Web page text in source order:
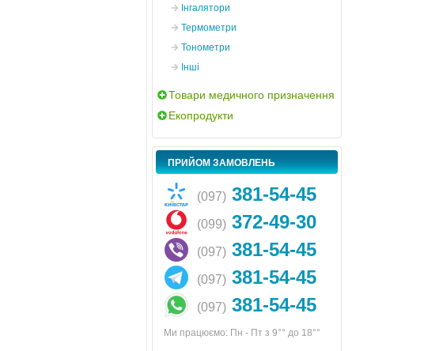
Інгалятори
Термометри
Тонометри
Інші
Товари медичного призначення
Екопродукти
ПРИЙОМ ЗАМОВЛЕНЬ
(097)381-54-45
(099)372-49-30
(097)381-54-45
(097)381-54-45
(097)381-54-45
Ми працюємо: Пн - Пт з 9°° до 18°°